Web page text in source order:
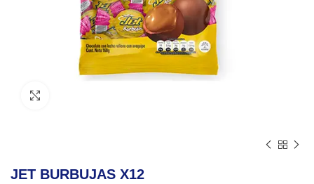
JET BURBUJAS X12